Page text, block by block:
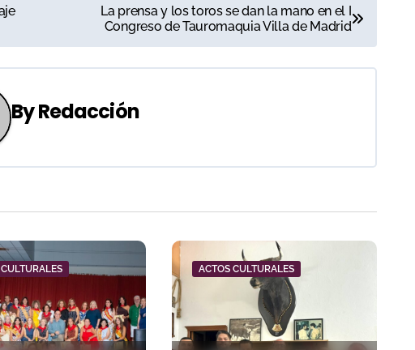
La prensa y los toros se dan la mano en el I
Congreso de Tauromaquia Villa de Madrid
ByRedacción
ACTOS CULTURALES